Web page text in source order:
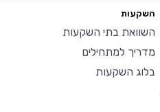
השקעות
השוואת בתי השקעות
מדריך למתחילים
בלוג השקעות